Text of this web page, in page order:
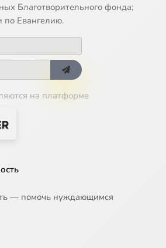
Благотворительного фонда;
по Евангелию.
на платформе
— помочь нуждающимся